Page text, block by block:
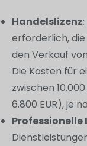
Handelslizenz
erforderlich,
den Verkauf
Die Kosten für
zwischen
6.800 EUR), je
Professionelle